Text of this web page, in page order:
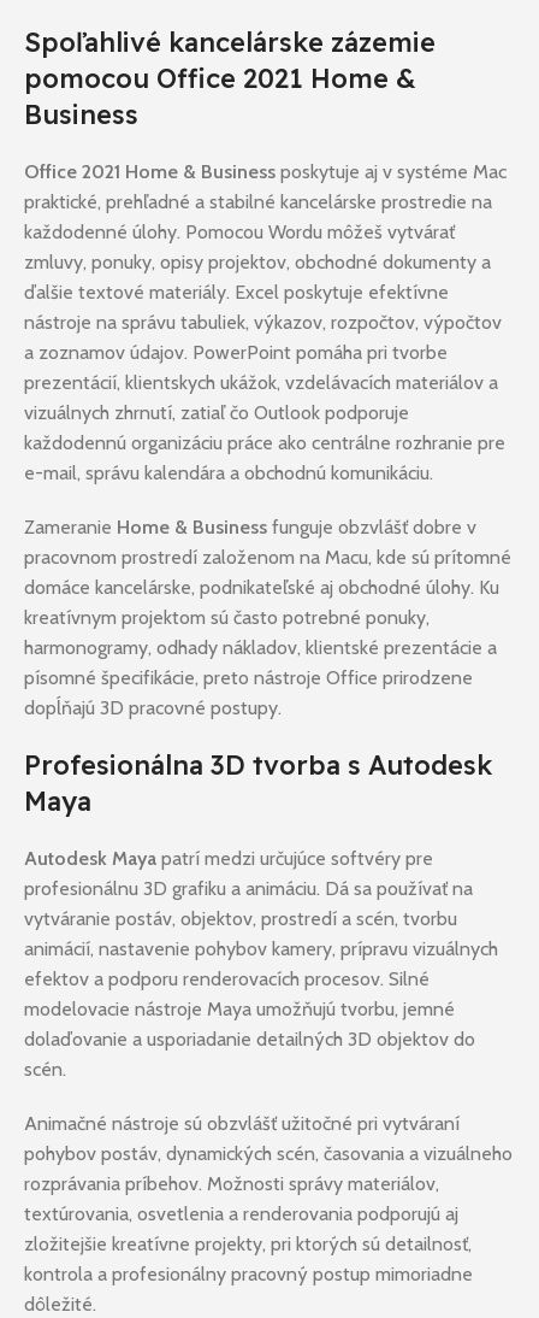
Spoľahlivé kancelárske zázemie
pomocou Office 2021 Home &
Business
Office 2021 Home & Business poskytuje aj v systéme Mac
praktické, prehľadné a stabilné kancelárske prostredie na
každodenné úlohy. Pomocou Wordu môžeš vytvárať
zmluvy, ponuky, opisy projektov, obchodné dokumenty a
ďalšie textové materiály. Excel poskytuje efektívne
nástroje na správu tabuliek, výkazov, rozpočtov, výpočtov
a zoznamov údajov. PowerPoint pomáha pri tvorbe
prezentácií, klientskych ukážok, vzdelávacích materiálov a
vizuálnych zhrnutí, zatiaľ čo Outlook podporuje
každodennú organizáciu práce ako centrálne rozhranie pre
e-mail, správu kalendára a obchodnú komunikáciu.
Zameranie Home & Business funguje obzvlášť dobre v
pracovnom prostredí založenom na Macu, kde sú prítomné
domáce kancelárske, podnikateľské aj obchodné úlohy. Ku
kreatívnym projektom sú často potrebné ponuky,
harmonogramy, odhady nákladov, klientské prezentácie a
písomné špecifikácie, preto nástroje Office prirodzene
dopĺňajú 3D pracovné postupy.
Profesionálna 3D tvorba s Autodesk
Maya
Autodesk Maya patrí medzi určujúce softvéry pre
profesionálnu 3D grafiku a animáciu. Dá sa používať na
vytváranie postáv, objektov, prostredí a scén, tvorbu
animácií, nastavenie pohybov kamery, prípravu vizuálnych
efektov a podporu renderovacích procesov. Silné
modelovacie nástroje Maya umožňujú tvorbu, jemné
dolaďovanie a usporiadanie detailných 3D objektov do
scén.
Animačné nástroje sú obzvlášť užitočné pri vytváraní
pohybov postáv, dynamických scén, časovania a vizuálneho
rozprávania príbehov. Možnosti správy materiálov,
textúrovania, osvetlenia a renderovania podporujú aj
zložitejšie kreatívne projekty, pri ktorých sú detailnosť,
kontrola a profesionálny pracovný postup mimoriadne
dôležité.